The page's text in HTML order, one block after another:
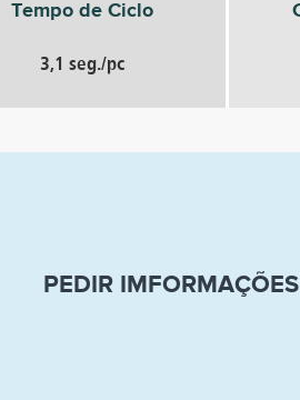
Tempo de Ciclo
3,1 seg./pc
PEDIR